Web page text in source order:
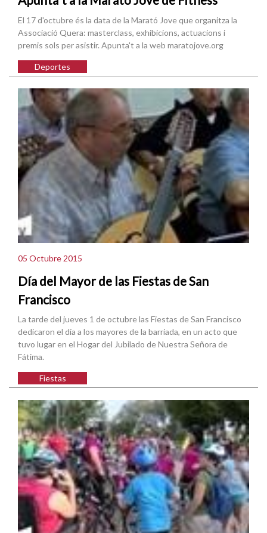
El 17 d'octubre és la data de la Marató Jove que organitza la
Associació Quera: masterclass, exhibicions, actuacions i
premis sols per asistir. Apunta't a la web maratojove.org
Deportes
05 Octubre 2015
Día del Mayor de las Fiestas de San
Francisco
La tarde del jueves 1 de octubre las Fiestas de San Francisco
dedicaron el día a los mayores de la barriada, en un acto que
tuvo lugar en el Hogar del Jubilado de Nuestra Señora de
Fátima.
Fiestas